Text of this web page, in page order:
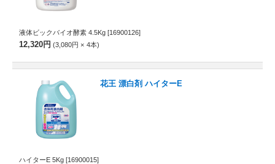
液体ビックバイオ酵素 4.5Kg [16900126]
12,320円 3,080円 4本
花王 漂白剤 ハイターE
ハイターE 5Kg [16900015]